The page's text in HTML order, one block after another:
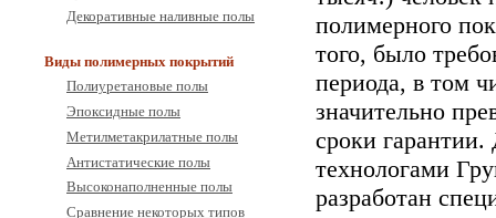
Декоративные наливные полы
Виды полимерных покрытий
Полиуретановые полы
Эпоксидные полы
Метилметакрилатные полы
Антистатические полы
Высоконаполненные полы
Сравнение некоторых типов
полимерного
того, было
периода, в том
значительно
сроки
технологами
разработан